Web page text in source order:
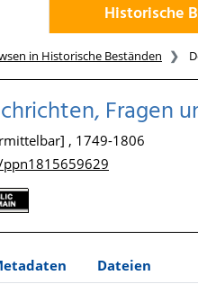
Historische
in Historische Beständen
Fragen
, 1749-1806
Dateien